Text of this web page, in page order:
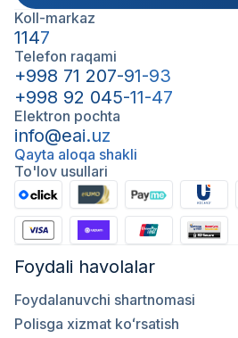
Koll-markaz
1147
Telefon raqami
+998 71 207-91-93
+998 92 045-11-47
Elektron pochta
info@eai.uz
Qayta aloqa shakli
To'lov usullari
Foydali havolalar
Foydalanuvchi shartnomasi
Polisga xizmat koʻrsatish